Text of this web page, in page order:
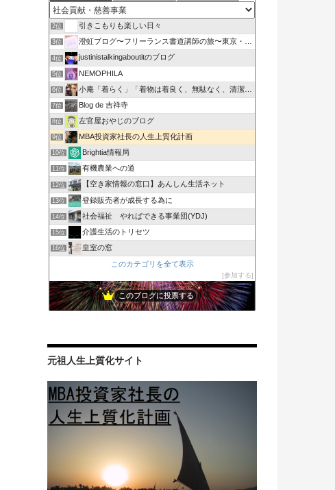
2位 引きこもりも楽しい日々
3位 澄虹ブログ〜フリーランス書道講師の旅〜東京・神奈川・富山
4位 justinistalkingaboutitのブログ
5位 NEMOPHILA
6位 小庵「着らく」「着物は着良く、無駄なく、清潔に」
7位 Blog de 吉祥寺
8位 左官屋おやじのブログ
9位 MBA投資家社長の人生上質化計画
10位 Brightia情報局
11位 有機農業への道
12位 【空き家情報の窓口】あんしん生活ネット
13位 登録販売者が成長する為に
14位 社会福祉 やればできる事業団(YDJ)
15位 介護生活のトリセツ
16位
皇室の窓
このカテゴリを全て表示
参加する
このブログに投票する
元祖人生上質化サイト